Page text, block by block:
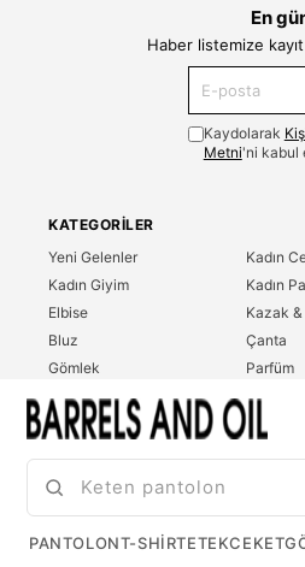
En
Haber listemize
Kaydolarak
Metni'ni kabul
KATEGORILER
Yeni Gelenler
Kadın Giyim
Elbise
Bluz
Gömlek
T-Shirt
Sweatshirt
Kadın
Kadın
Kazak
Çanta
Parfüm
Erkek
PANTOLONT-SHIRTETEKCEKET